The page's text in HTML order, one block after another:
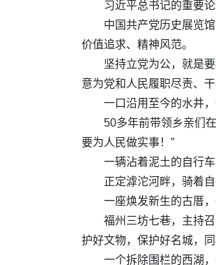
习近平总书记的重要
中国共产党历史展览
价值追求、精神风范。
坚持立党为公，就是
意为党和人民履职尽责、干
一口沿用至今的水井，
50多年前带领乡亲们
要为人民做实事！”
一辆沾着泥土的自行车
正定滹沱河畔，骑着
一座焕发新生的古厝，
福州三坊七巷，主持
护好文物，保护好名城，
一个拆除围栏的西湖，